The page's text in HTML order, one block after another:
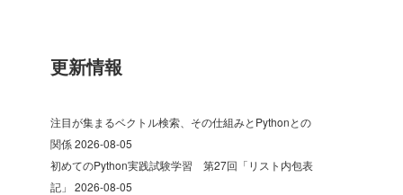
更新情報
注目が集まるベクトル検索、その仕組みとPythonとの
関係2026-08-05
初めてのPython実践試験学習 第27回「リスト内包表
記」 2026-08-05